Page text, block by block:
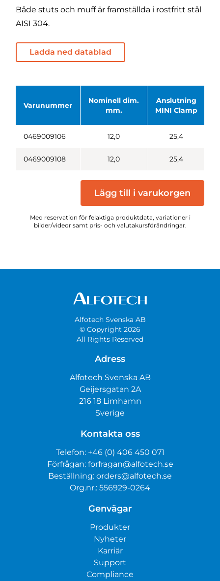
Både stuts och muff är framställda i rostfritt stål
AISI 304.
Ladda ned datablad
Varunummer
Nominell dim.
mm.
Anslutning
MINI Clamp
0469009106 12,0 25,4
0469009108 12,0 25,4
Lägg till i varukorgen
Med reservation för felaktiga produktdata, variationer i
bilder/videor samt pris- och valutakursförändringar.
Alfotech Svenska AB
© Copyright 2026
All Rights Reserved
Adress
Alfotech Svenska AB
Geijersgatan 2A
216 18 Limhamn
Sverige
Kontakta oss
Telefon: +46 (0) 406 450 071
Förfrågan: forfragan@alfotech.se
Beställning: orders@alfotech.se
Org.nr.: 556929-0264
Genvägar
Produkter
Nyheter
Karriär
Support
Compliance